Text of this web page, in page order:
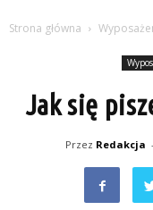
Strona główna
Jak się
Przez Redakcja -